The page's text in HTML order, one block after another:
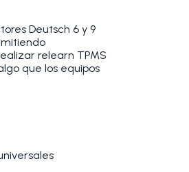
Deutsch 6 y 9
relearn TPMS
que los equipos